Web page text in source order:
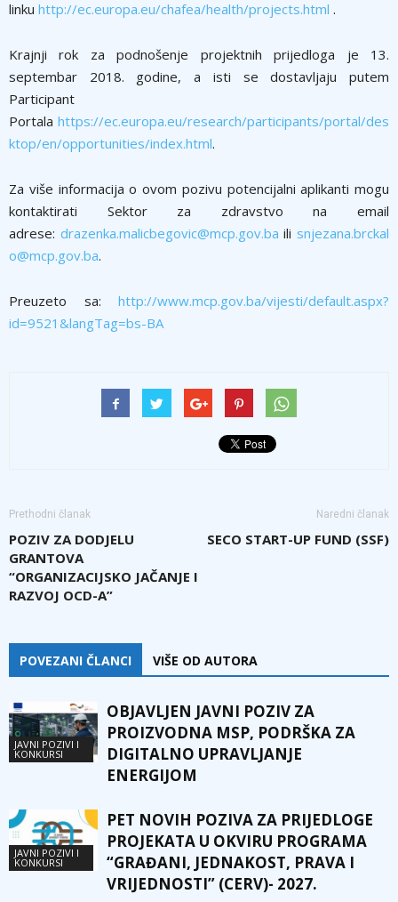
linku http://ec.europa.eu/chafea/health/projects.html .
Krajnji rok za podnošenje projektnih prijedloga je 13.
septembar 2018. godine, a isti se dostavljaju putem
Participant
Portala https://ec.europa.eu/research/participants/portal/des
ktop/en/opportunities/index.html.
Za više informacija o ovom pozivu potencijalni aplikanti mogu
kontaktirati Sektor za zdravstvo na email
adrese: drazenka.malicbegovic@mcp.gov.ba ili snjezana.brckal
o@mcp.gov.ba.
Preuzeto sa: http://www.mcp.gov.ba/vijesti/default.aspx?
id=9521&langTag=bs-BA
Prethodni članak
POZIV ZA DODJELU
GRANTOVA
“ORGANIZACIJSKO JAČANJE I
RAZVOJ OCD-A”
Naredni članak
SECO START-UP FUND (SSF)
POVEZANI ČLANCI VIŠE OD AUTORA
JAVNI POZIVI I
KONKURSI
OBJAVLJEN JAVNI POZIV ZA
PROIZVODNA MSP, PODRŠKA ZA
DIGITALNO UPRAVLJANJE
ENERGIJOM
JAVNI POZIVI I
KONKURSI
PET NOVIH POZIVA ZA PRIJEDLOGE
PROJEKATA U OKVIRU PROGRAMA
“GRAĐANI, JEDNAKOST, PRAVA I
VRIJEDNOSTI” (CERV)- 2027.